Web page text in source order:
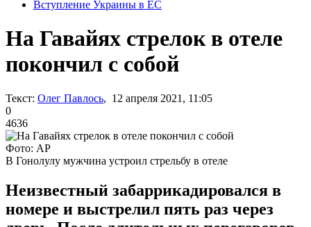
Вступление Украины в ЕС
На Гавайях стрелок в отеле
покончил с собой
Текст: Олег Павлось, 12 апреля 2021, 11:05
0
4636
Фото: AP
В Гонолулу мужчина устроил стрельбу в отеле
Неизвестный забаррикадировался в
номере и выстрелил пять раз через